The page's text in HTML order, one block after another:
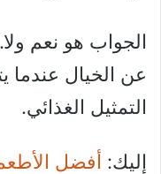
الجواب هو نعم
عن الخيال عندما
التمثيل الغذائي.
إليك: أفضل